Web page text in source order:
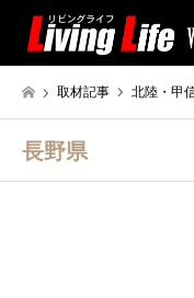
取材記事 北陸・甲
長野県